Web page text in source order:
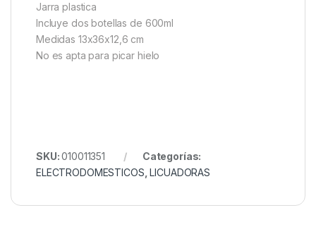
Jarra plastica
Incluye dos botellas de 600ml
Medidas 13x36x12,6 cm
No es apta para picar hielo
SKU:010011351
Categorías:
ELECTRODOMESTICOS ,LICUADORAS